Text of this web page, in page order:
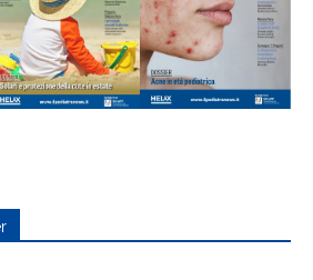
la cura dei nostri piccoli
favorisce il progredire
scientifiche per diagnosi
e terapie più mirate”.